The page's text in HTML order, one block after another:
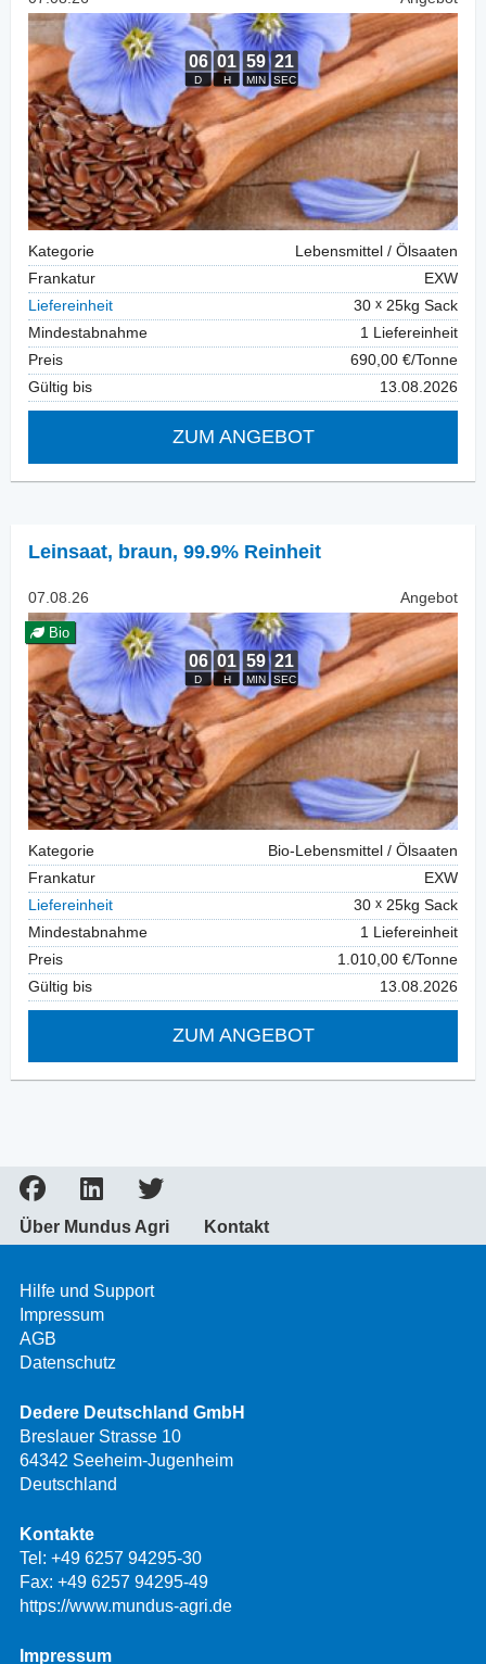
Kategorie
Lebensmittel / Ölsaaten
Frankatur
EXW
Liefereinheit
30
25kg Sack
Mindestabnahme
1 Liefereinheit
Preis
690,00 €/Tonne
Gültig bis
13.08.2026
ZUM ANGEBOT
Leinsaat, braun, 99.9% Reinheit
07.08.26 Angebot
Bio
Kategorie
Bio-Lebensmittel / Ölsaaten
Frankatur
EXW
Liefereinheit
30
25kg Sack
Mindestabnahme
1 Liefereinheit
Preis
1.010,00 €/Tonne
Gültig bis
13.08.2026
ZUM ANGEBOT
Über Mundus Agri Kontakt
Hilfe und Support
Impressum
AGB
Datenschutz
Dedere Deutschland GmbH
Breslauer Strasse 10
64342 Seeheim-Jugenheim
Deutschland
Kontakte
Tel: +49 6257 94295-30
Fax: +49 6257 94295-49
https://www.mundus-agri.de
Impressum